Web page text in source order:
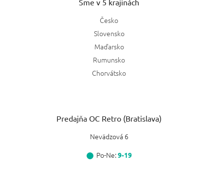
Česko
Slovensko
Maďarsko
Rumunsko
Chorvátsko
Predajňa OC Retro (Bratislava)
Nevädzová 6
Po-Ne:9-19